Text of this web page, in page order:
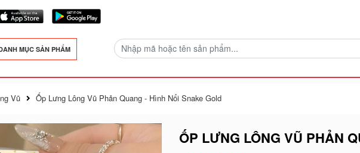
MỤC SẢN PHẨM
Vũ Ốp Lưng Lông Vũ Phản Quang - Hình Nổi Snake Gold
ỐP LƯNG LÔNG VŨ PHẢN